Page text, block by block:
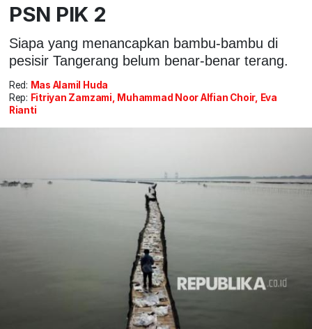
PSN PIK 2
Siapa yang menancapkan bambu-bambu di
pesisir Tangerang belum benar-benar terang.
Red: Mas Alamil Huda
Rep: Fitriyan Zamzami, Muhammad Noor Alfian Choir, Eva
Rianti